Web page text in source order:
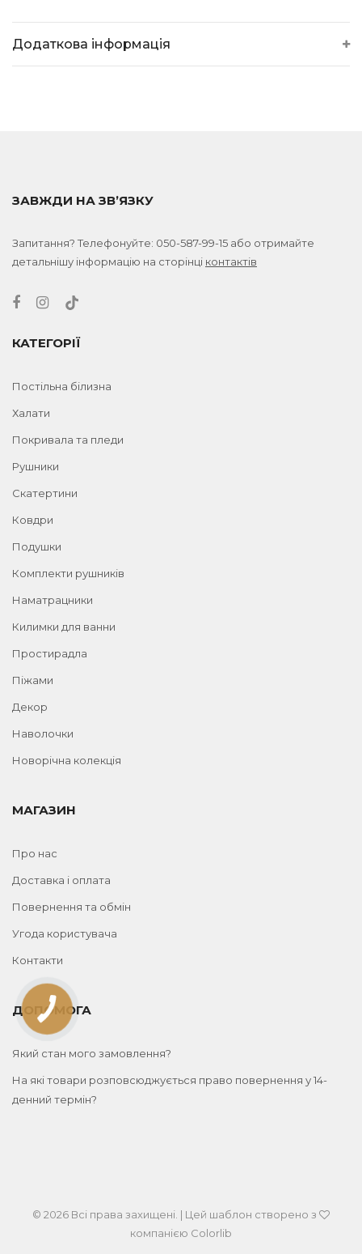
Додаткова інформація
ЗАВЖДИ НА ЗВ’ЯЗКУ
Запитання? Телефонуйте: 050-587-99-15 або отримайте
детальнішу інформацію на сторінці контактів
КАТЕГОРІЇ
Постільна білизна
Халати
Покривала та пледи
Рушники
Скатертини
Ковдри
Подушки
Комплекти рушників
Наматрацники
Килимки для ванни
Простирадла
Піжами
Декор
Наволочки
Новорічна колекція
МАГАЗИН
Про нас
Доставка і оплата
Повернення та обмін
Угода користувача
Контакти
ДОПОМОГА
Який стан мого замовлення?
На які товари розповсюджується право повернення у 14-
денний термін?
© 2026 Всі права захищені. | Цей шаблон створено з
компанією Colorlib